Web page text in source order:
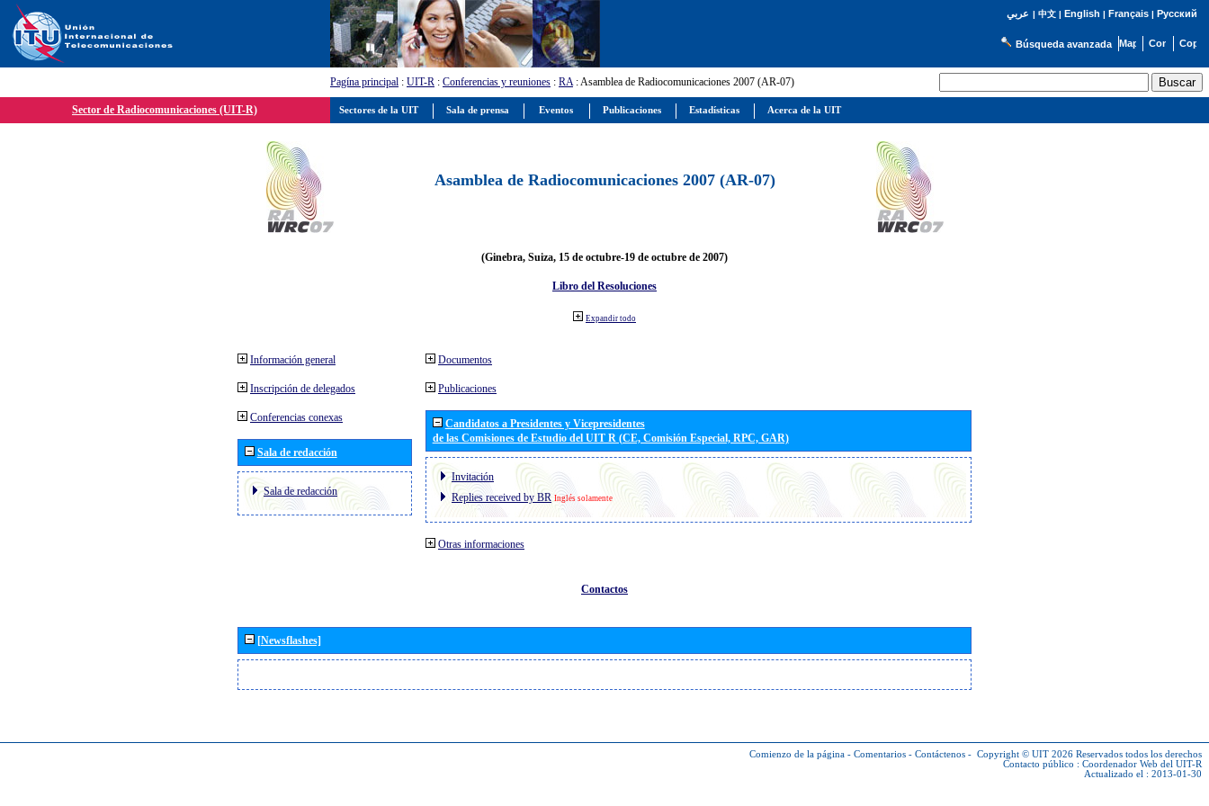
عربي | 中文| English | Français| Русский
Búsqueda avanzada
Pagína principal : UIT-R : Conferencias y reuniones : RA: Asamblea de Radiocomunicaciones 2007 (AR-07)
Sector de Radiocomunicaciones (UIT-R)
Asamblea de Radiocomunicaciones 2007 (AR-07)
(Ginebra, Suiza, 15 de octubre-19 de octubre de 2007)
Libro del Resoluciones
Expandir todo
Información general
Inscripción de delegados
Conferencias conexas
Sala de redacción
Sala de redacción
Documentos
Publicaciones
Candidatos a Presidentes y Vicepresidentes
de las Comisiones de Estudio del UIT R (CE, Comisión Especial, RPC, GAR)
Invitación
Replies received by BR Inglés solamente
Otras informaciones
Contactos
[Newsflashes]
Comienzo de la página - Comentarios - Contáctenos - Copyright © UIT 2026 Reservados todos los derechos
Contacto público : Coordenador Web del UIT-R
Actualizado el : 2013-01-30
Sectores de la UIT Sala de prensa Eventos Publicaciones Estadísticas Acerca de la UIT